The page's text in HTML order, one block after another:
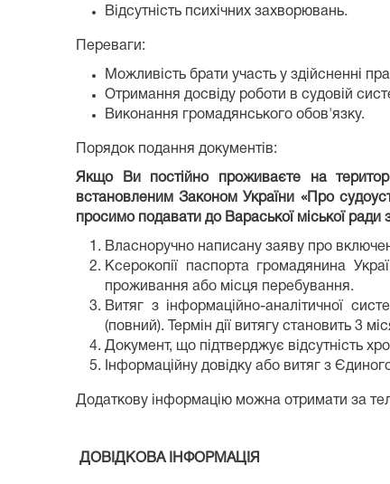
Відсутність психічних захворювань.
Переваги:
Можливість брати участь у здійсненні
Отримання досвіду роботи в судовій
Виконання громадянського обов'язку.
Порядок подання документів:
Якщо Ви постійно проживаєте на
встановленим Законом України «Про
просимо подавати до Вараської міської
Власноручно написану заяву про
Ксерокопії паспорта громадянина
проживання або місця перебування.
Витяг з інформаційно-аналітичної
(повний). Термін дії витягу становить 3
Документ, що підтверджує відсутність
Інформаційну довідку або витяг з
Додаткову інформацію можна отримати за
ДОВІДКОВА ІНФОРМАЦІЯ